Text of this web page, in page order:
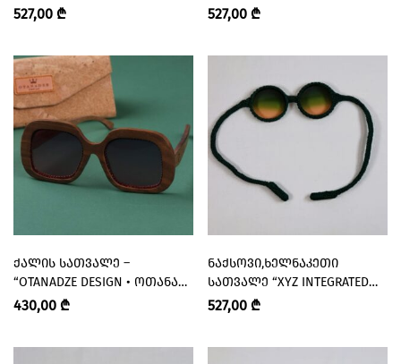
ARCHITECTURE”
527,00 ₾
ARCHITECTURE”
527,00 ₾
ᲥᲐᲚᲘᲡ ᲡᲐᲗᲕᲐᲚᲔ –
“OTANADZE DESIGN • ᲝᲗᲐᲜᲐᲫᲔ
ᲓᲘᲖᲐᲘᲜᲘ”
430,00 ₾
ᲜᲐᲥᲡᲝᲕᲘ,ᲮᲔᲚᲜᲐᲙᲔᲗᲘ
ᲡᲐᲗᲕᲐᲚᲔ “XYZ INTEGRATED
ARCHITECTURE”
527,00 ₾